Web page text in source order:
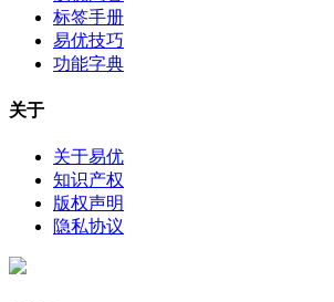
标签手册
易优技巧
功能字典
关于
关于易优
知识产权
版权声明
隐私协议